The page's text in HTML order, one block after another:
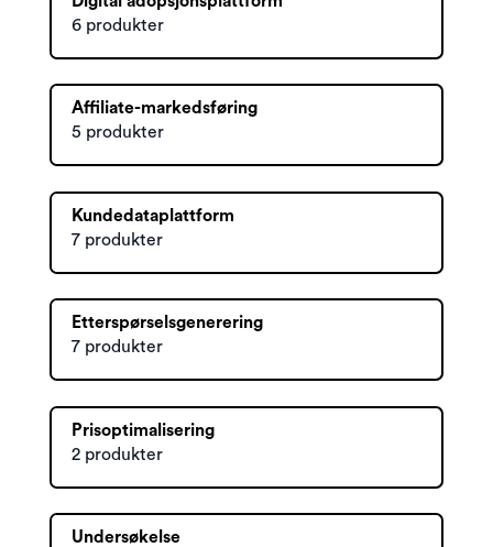
6 produkter
Affiliate-markedsføring
5 produkter
Kundedataplattform
7 produkter
Etterspørselsgenerering
7 produkter
Prisoptimalisering
2 produkter
Undersøkelse